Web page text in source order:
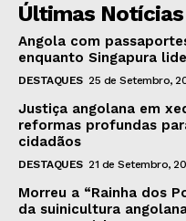
Últimas Notícias
Angola com
enquanto Singapura
DESTAQUES 25 de Setembro,
Justiça angolana em
reformas profundas
cidadãos
DESTAQUES 21 de Setembro,
Morreu a “Rainha dos
da suinicultura